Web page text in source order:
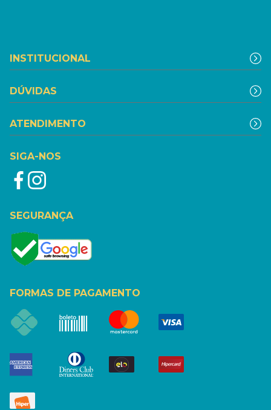
INSTITUCIONAL
DÚVIDAS
ATENDIMENTO
SIGA-NOS
SEGURANÇA
FORMAS DE PAGAMENTO